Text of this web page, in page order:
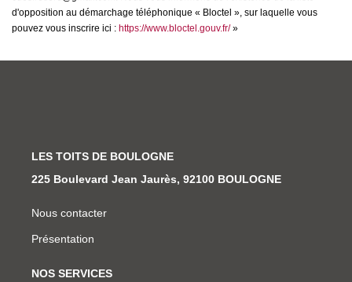
d'opposition au démarchage téléphonique « Bloctel », sur laquelle vous
pouvez vous inscrire ici : https://www.bloctel.gouv.fr/»
LES TOITS DE BOULOGNE
225 Boulevard Jean Jaurès, 92100 BOULOGNE
Nous contacter
Présentation
NOS SERVICES